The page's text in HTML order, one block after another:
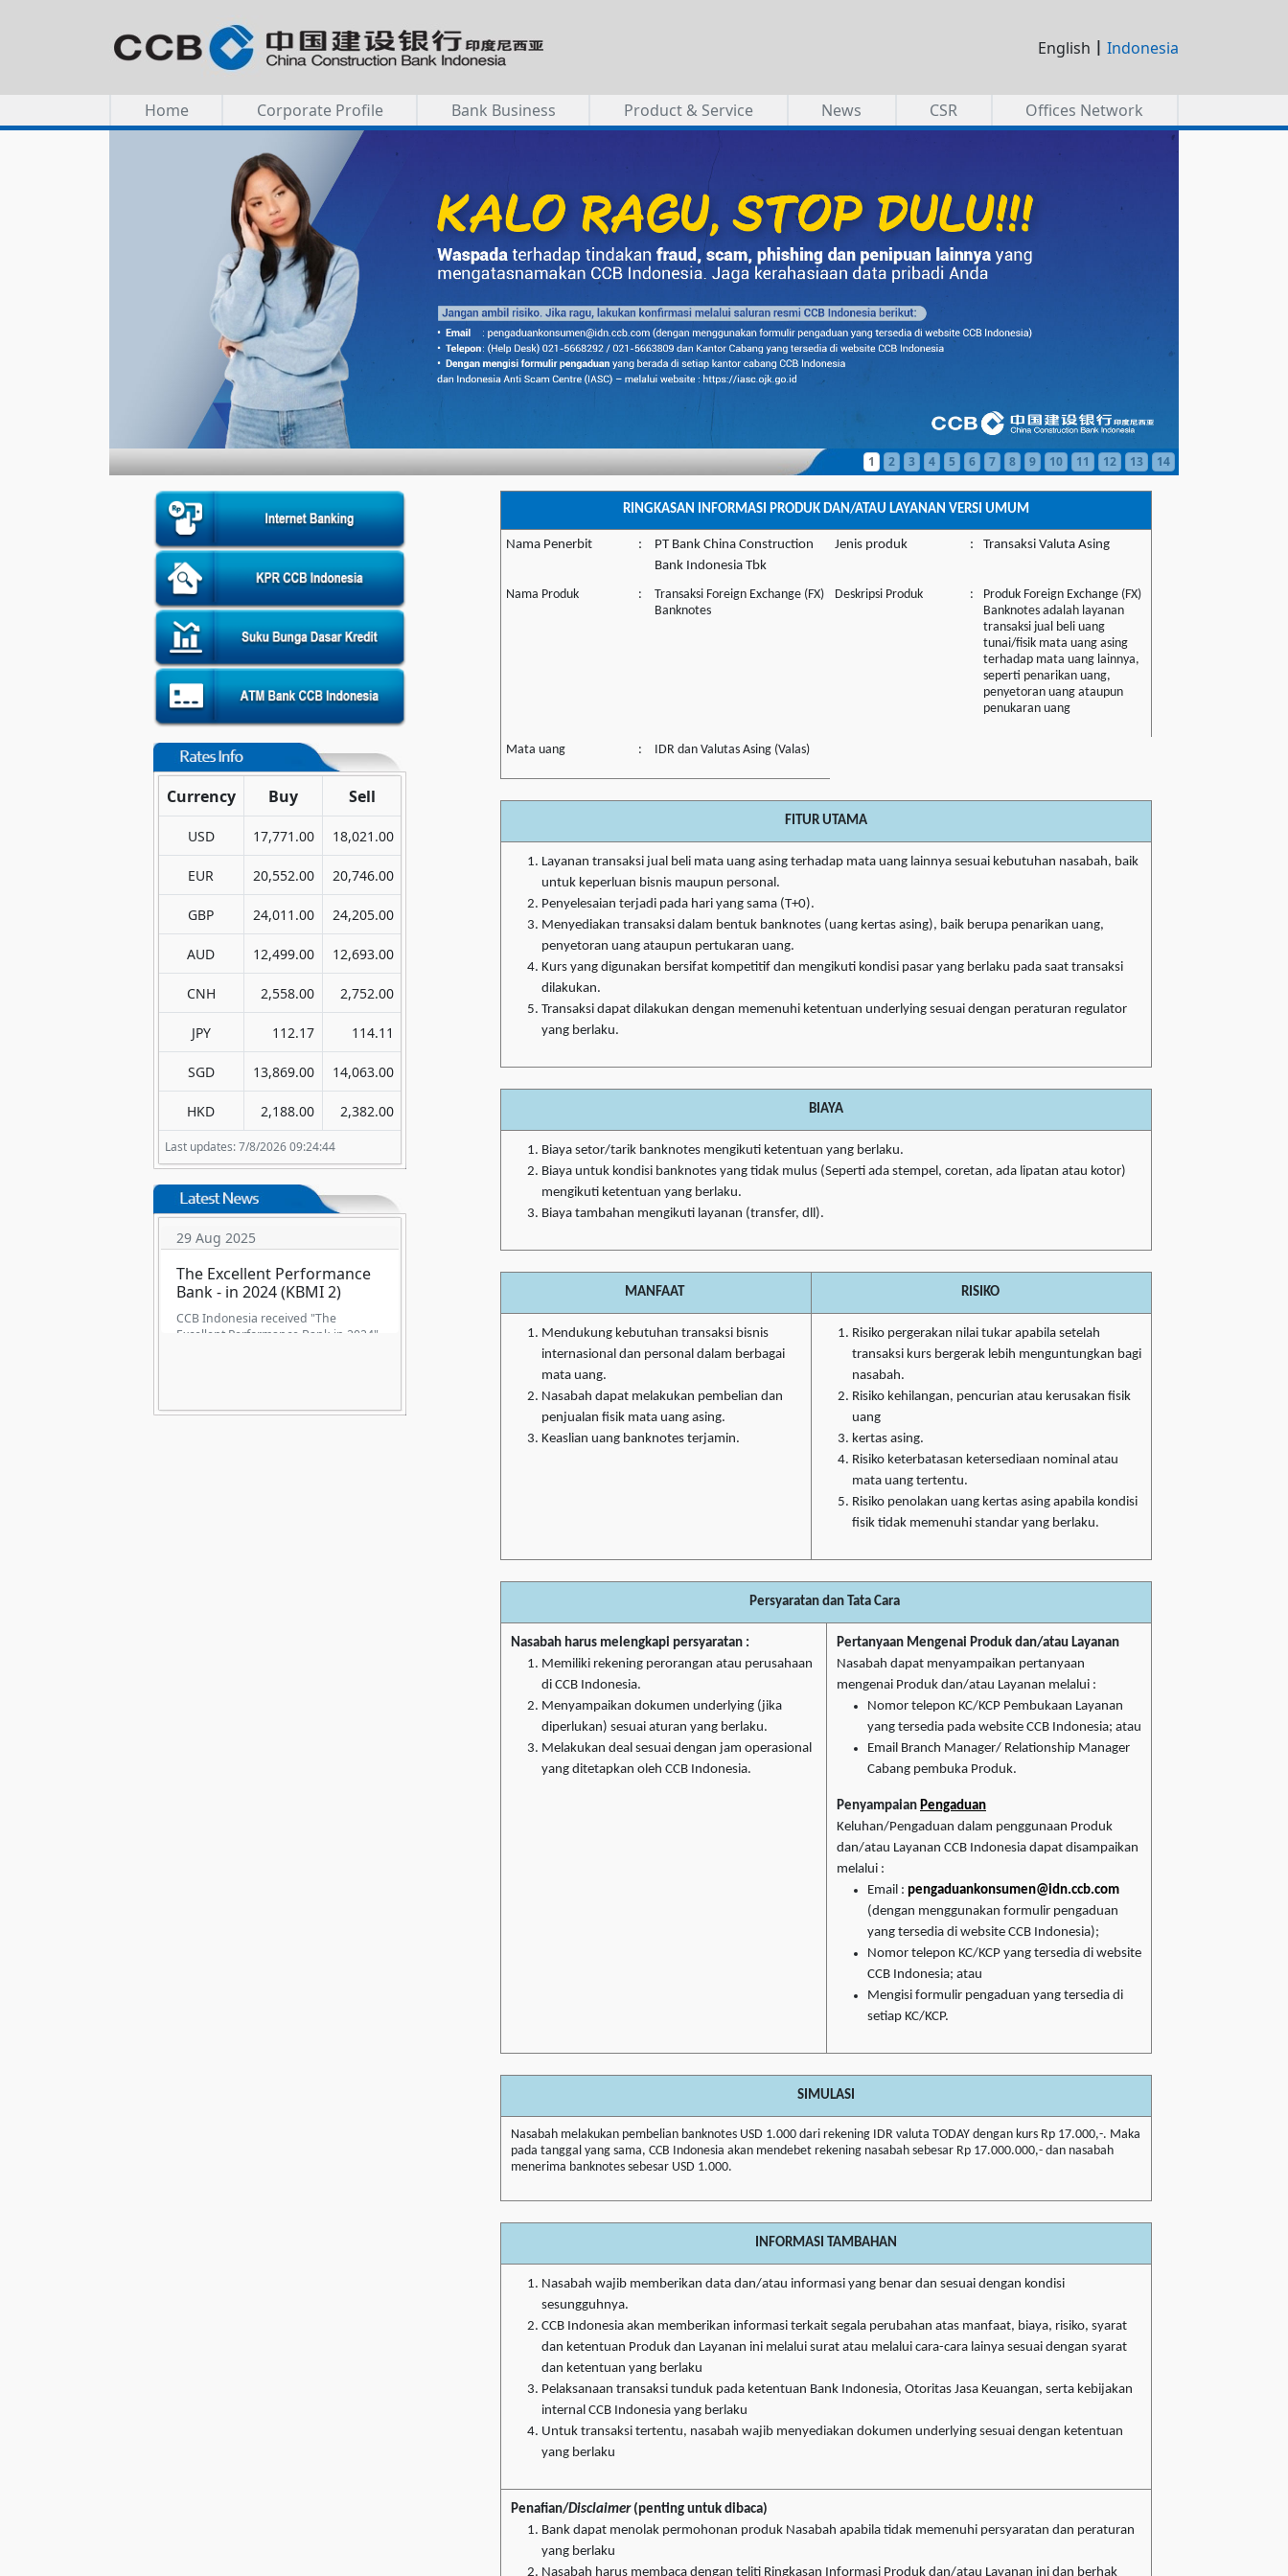
English | Indonesia
Home Corporate Profile Bank Business Product & Service News CSR Offices Network
1 2 3 4 5 6 7 8 9 10 11 12 13 14
Last updates: 7/8/2026 09:24:44
Currency Buy Sell
USD 17,771.00 18,021.00
EUR 20,552.00 20,746.00
GBP 24,011.00 24,205.00
AUD 12,499.00 12,693.00
CNH 2,558.00 2,752.00
JPY 112.17 114.11
SGD 13,869.00 14,063.00
HKD 2,188.00 2,382.00
29 Aug 2025
The Excellent Performance
Bank - in 2024 (KBMI 2)
CCB Indonesia received "The
Excellent Performance Bank in 2024"
RINGKASAN INFORMASI PRODUK DAN/ATAU LAYANAN VERSI UMUM
Nama Penerbit :
PT Bank China Construction
Bank Indonesia Tbk
Jenis produk : Transaksi Valuta Asing
Nama Produk :
Transaksi Foreign Exchange (FX)
Banknotes
Deskripsi Produk :
Produk Foreign Exchange (FX)
Banknotes adalah layanan
transaksi jual beli uang
tunai/fisik mata uang asing
terhadap mata uang lainnya,
seperti penarikan uang,
penyetoran uang ataupun
penukaran uang
Mata uang : IDR dan Valutas Asing (Valas)
FITUR UTAMA
Layanan transaksi jual beli mata uang asing terhadap mata uang lainnya sesuai kebutuhan nasabah, baik
untuk keperluan bisnis maupun personal.
Penyelesaian terjadi pada hari yang sama (T+0).
Menyediakan transaksi dalam bentuk banknotes (uang kertas asing), baik berupa penarikan uang,
penyetoran uang ataupun pertukaran uang.
Kurs yang digunakan bersifat kompetitif dan mengikuti kondisi pasar yang berlaku pada saat transaksi
dilakukan.
Transaksi dapat dilakukan dengan memenuhi ketentuan underlying sesuai dengan peraturan regulator
yang berlaku.
BIAYA
Biaya setor/tarik banknotes mengikuti ketentuan yang berlaku.
Biaya untuk kondisi banknotes yang tidak mulus (Seperti ada stempel, coretan, ada lipatan atau kotor)
mengikuti ketentuan yang berlaku.
Biaya tambahan mengikuti layanan (transfer, dll).
MANFAAT RISIKO
Mendukung kebutuhan transaksi bisnis
internasional dan personal dalam berbagai
mata uang.
Nasabah dapat melakukan pembelian dan
penjualan fisik mata uang asing.
Keaslian uang banknotes terjamin.
Risiko pergerakan nilai tukar apabila setelah
transaksi kurs bergerak lebih menguntungkan bagi
nasabah.
Risiko kehilangan, pencurian atau kerusakan fisik
uang
kertas asing.
Risiko keterbatasan ketersediaan nominal atau
mata uang tertentu.
Risiko penolakan uang kertas asing apabila kondisi
fisik tidak memenuhi standar yang berlaku.
Persyaratan dan Tata Cara
Nasabah harus melengkapi persyaratan :
Memiliki rekening perorangan atau perusahaan
di CCB Indonesia.
Menyampaikan dokumen underlying (jika
diperlukan) sesuai aturan yang berlaku.
Melakukan deal sesuai dengan jam operasional
yang ditetapkan oleh CCB Indonesia.
Pertanyaan Mengenai Produk dan/atau Layanan
Nasabah dapat menyampaikan pertanyaan
mengenai Produk dan/atau Layanan melalui :
Nomor telepon KC/KCP Pembukaan Layanan
yang tersedia pada website CCB Indonesia; atau
Email Branch Manager/ Relationship Manager
Cabang pembuka Produk.
Penyampaian Pengaduan
Keluhan/Pengaduan dalam penggunaan Produk
dan/atau Layanan CCB Indonesia dapat disampaikan
melalui :
Email : pengaduankonsumen@idn.ccb.com
(dengan menggunakan formulir pengaduan
yang tersedia di website CCB Indonesia);
Nomor telepon KC/KCP yang tersedia di website
CCB Indonesia; atau
Mengisi formulir pengaduan yang tersedia di
setiap KC/KCP.
SIMULASI
Nasabah melakukan pembelian banknotes USD 1.000 dari rekening IDR valuta TODAY dengan kurs Rp 17.000,-. Maka
pada tanggal yang sama, CCB Indonesia akan mendebet rekening nasabah sebesar Rp 17.000.000,- dan nasabah
menerima banknotes sebesar USD 1.000.
INFORMASI TAMBAHAN
Nasabah wajib memberikan data dan/atau informasi yang benar dan sesuai dengan kondisi
sesungguhnya.
CCB Indonesia akan memberikan informasi terkait segala perubahan atas manfaat, biaya, risiko, syarat
dan ketentuan Produk dan Layanan ini melalui surat atau melalui cara-cara lainya sesuai dengan syarat
dan ketentuan yang berlaku
Pelaksanaan transaksi tunduk pada ketentuan Bank Indonesia, Otoritas Jasa Keuangan, serta kebijakan
internal CCB Indonesia yang berlaku
Untuk transaksi tertentu, nasabah wajib menyediakan dokumen underlying sesuai dengan ketentuan
yang berlaku
Penafian/Disclaimer(penting untuk dibaca)
Bank dapat menolak permohonan produk Nasabah apabila tidak memenuhi persyaratan dan peraturan
yang berlaku
Nasabah harus membaca dengan teliti Ringkasan Informasi Produk dan/atau Layanan ini dan berhak